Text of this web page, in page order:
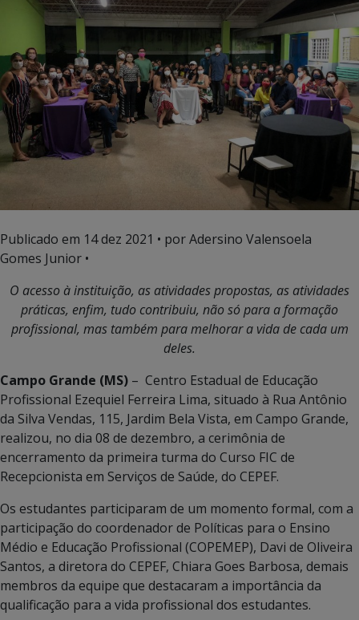
Publicado em 14 dez 2021 • por Adersino Valensoela
Gomes Junior •
O acesso à instituição, as atividades propostas, as atividades
práticas, enfim, tudo contribuiu, não só para a formação
profissional, mas também para melhorar a vida de cada um
deles.
Campo Grande (MS) – Centro Estadual de Educação
Profissional Ezequiel Ferreira Lima, situado à Rua Antônio
da Silva Vendas, 115, Jardim Bela Vista, em Campo Grande,
realizou, no dia 08 de dezembro, a cerimônia de
encerramento da primeira turma do Curso FIC de
Recepcionista em Serviços de Saúde, do CEPEF.
Os estudantes participaram de um momento formal, com a
participação do coordenador de Políticas para o Ensino
Médio e Educação Profissional (COPEMEP), Davi de Oliveira
Santos, a diretora do CEPEF, Chiara Goes Barbosa, demais
membros da equipe que destacaram a importância da
qualificação para a vida profissional dos estudantes.